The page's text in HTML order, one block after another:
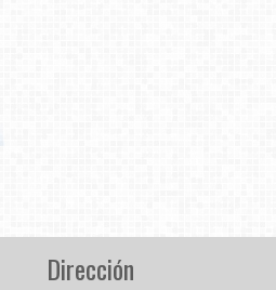
Dirección